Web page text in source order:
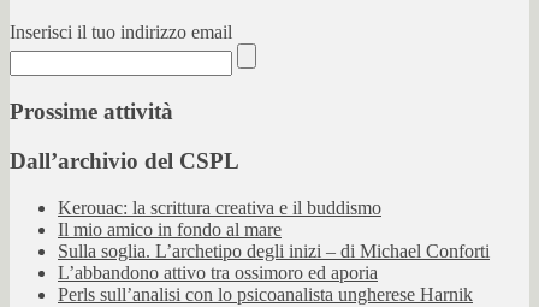
Inserisci il tuo indirizzo email
Prossime attività
Dall’archivio del CSPL
Kerouac: la scrittura creativa e il buddismo
Il mio amico in fondo al mare
Sulla soglia. L’archetipo degli inizi – di Michael Conforti
L’abbandono attivo tra ossimoro ed aporia
Perls sull’analisi con lo psicoanalista ungherese Harnik